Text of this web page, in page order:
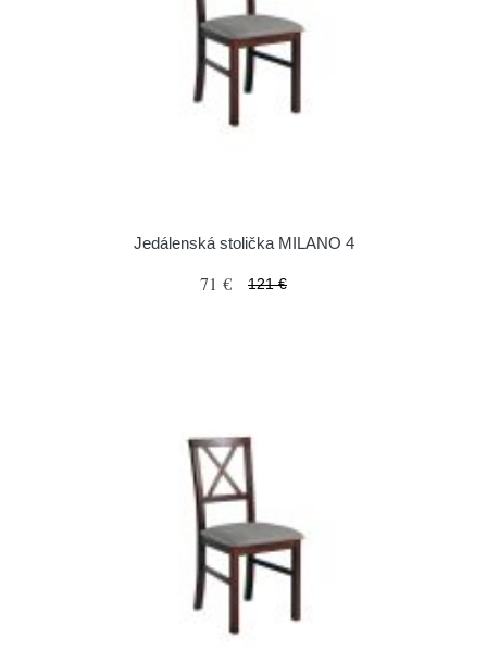
Jedálenská stolička MILANO 4
71 € 121 €